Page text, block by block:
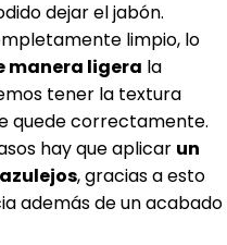
dejar el jabón.
limpio, lo
manera ligera la
tener la textura
quede correctamente.
hay que aplicar un
, gracias a esto
además de un acabado